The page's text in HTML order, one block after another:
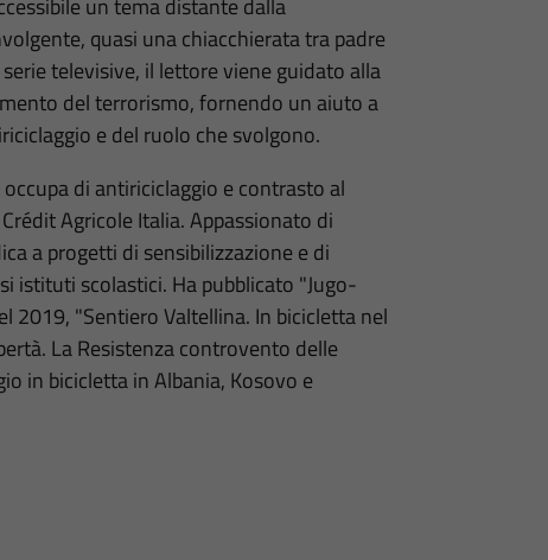
un tema distante dalla
quasi una chiacchierata tra padre
televisive, il lettore viene guidato alla
del terrorismo, fornendo un aiuto a
e del ruolo che svolgono.
di antiriciclaggio e contrasto al
Agricole Italia. Appassionato di
a progetti di sensibilizzazione e di
istituti scolastici. Ha pubblicato "Jugo-
2019, "Sentiero Valtellina. In bicicletta nel
La Resistenza controvento delle
in bicicletta in Albania, Kosovo e